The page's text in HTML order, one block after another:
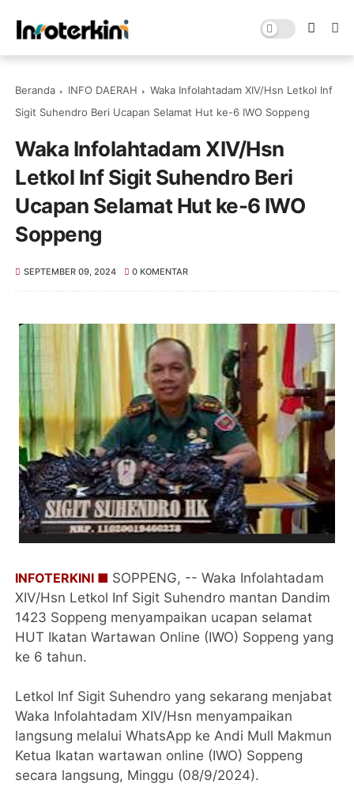
Beranda INFO DAERAH
Waka Infolahtadam XIV/Hsn Letkol Inf
Sigit Suhendro Beri Ucapan Selamat Hut ke-6 IWO Soppeng
Waka Infolahtadam XIV/Hsn
Letkol Inf Sigit Suhendro Beri
Ucapan Selamat Hut ke-6 IWO
Soppeng
SEPTEMBER 09, 2024 0 KOMENTAR
INFOTERKINI ■ SOPPENG, -- Waka Infolahtadam
XIV/Hsn Letkol Inf Sigit Suhendro mantan Dandim
1423 Soppeng menyampaikan ucapan selamat
HUT Ikatan Wartawan Online (IWO) Soppeng yang
ke 6 tahun.
Letkol Inf Sigit Suhendro yang sekarang menjabat
Waka Infolahtadam XIV/Hsn menyampaikan
langsung melalui WhatsApp ke Andi Mull Makmun
Ketua Ikatan wartawan online (IWO) Soppeng
secara langsung, Minggu (08/9/2024).